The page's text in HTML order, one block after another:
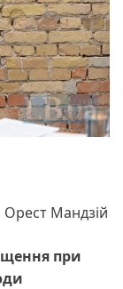
Орест Мандзій
при